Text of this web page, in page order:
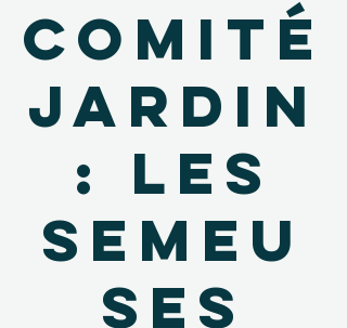
Comité
Jardin
: Les
semeu
ses